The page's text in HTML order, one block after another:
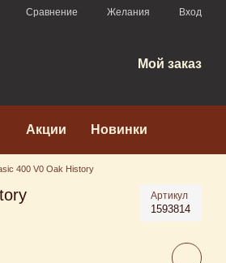
Сравнение Желания Вход
Мой заказ
Акции Новинки
400 V0 Oak History
Артикул
1593814